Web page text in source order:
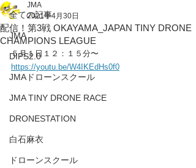
全ての記事
JMA
DIPS2.0
JMAドローンスクール
JMA TINY DRONE RACE
DRONESTATION
白石麻衣
ドローンスクール
配信！第3戦 OKAYAMA_JAPAN TINY DRONE
CHAMPIONS LEAGUE
JMA
2021年4月30日
５月１日１２：１５分〜
https://youtu.be/W4IKEdHs0f0